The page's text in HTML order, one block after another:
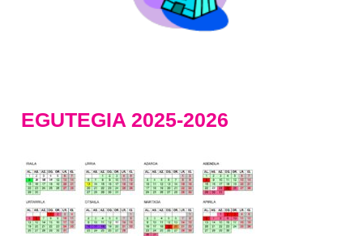
EGUTEGIA 2025-2026